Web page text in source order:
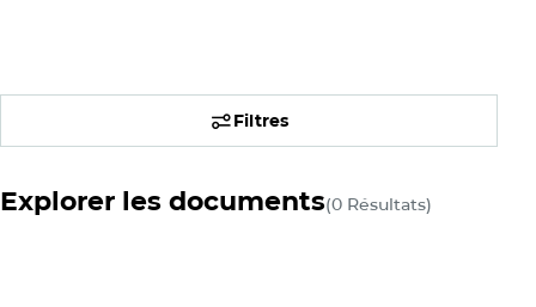
Filtres
Explorer les documents(0 Résultats)